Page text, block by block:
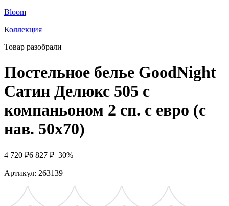
Bloom
Коллекция
Товар разобрали
Постельное белье GoodNight
Сатин Делюкс 505 с
компаньоном 2 сп. с евро (с
нав. 50х70)
4 720 ₽6 827 ₽–30%
Артикул: 263139